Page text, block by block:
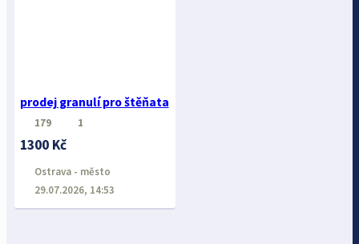
prodej granulí pro štěňata
179 1
1300 Kč
Ostrava - město
29.07.2026, 14:53